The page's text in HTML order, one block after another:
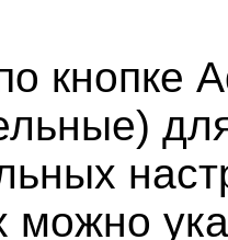
кнопке
можно